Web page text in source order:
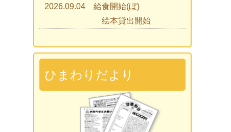
2026.09.04 給食開始(ぼ)
絵本貸出開始
2026.09.07 ひまわりであそぼう
2026.09.09 見学会
2026.09.15 入園説明会
2026.09.18 誕生日会
ひまわりだより